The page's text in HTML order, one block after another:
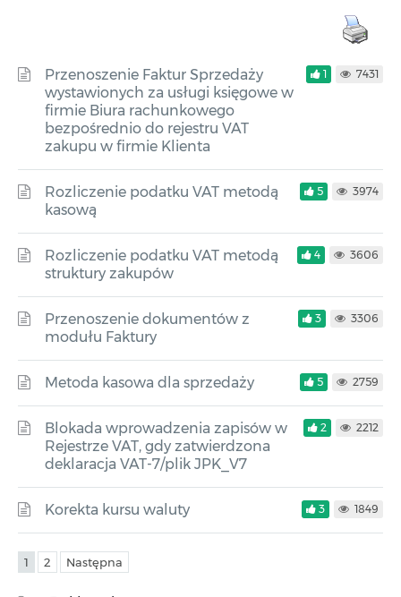
Przenoszenie Faktur Sprzedaży
wystawionych za usługi księgowe w
firmie Biura rachunkowego
bezpośrednio do rejestru VAT
zakupu w firmie Klienta
1 7431
Rozliczenie podatku VAT metodą
kasową
5 3974
Rozliczenie podatku VAT metodą
struktury zakupów
4 3606
Przenoszenie dokumentów z
modułu Faktury
3 3306
Metoda kasowa dla sprzedaży 5 2759
Blokada wprowadzenia zapisów w
Rejestrze VAT, gdy zatwierdzona
deklaracja VAT-7/plik JPK_V7
2 2212
Korekta kursu waluty 3 1849
1 2 Następna